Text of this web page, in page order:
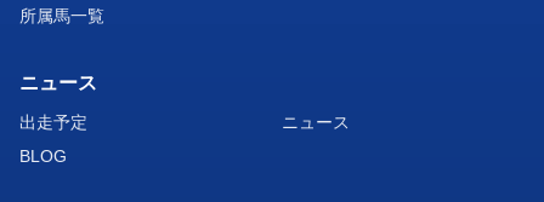
所属馬一覧
ニュース
出走予定
ニュース
BLOG